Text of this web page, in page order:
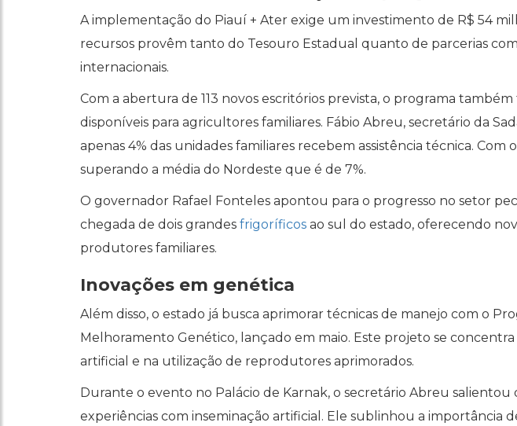
A implementação do Piauí + Ater exige um investimento de R$ 54
recursos provêm tanto do Tesouro Estadual quanto de parcerias
internacionais.
Com a abertura de 113 novos escritórios prevista, o programa
disponíveis para agricultores familiares. Fábio Abreu, secretário da
apenas 4% das unidades familiares recebem assistência técnica. Com
superando a média do Nordeste que é de 7%.
O governador Rafael Fonteles apontou para o progresso no setor
chegada de dois grandes frigoríficos ao sul do estado, oferecendo
produtores familiares.
Inovações em genética
Além disso, o estado já busca aprimorar técnicas de manejo com o
Melhoramento Genético, lançado em maio. Este projeto se concentra
artificial e na utilização de reprodutores aprimorados.
Durante o evento no Palácio de Karnak, o secretário Abreu salientou
experiências com inseminação artificial. Ele sublinhou a importância